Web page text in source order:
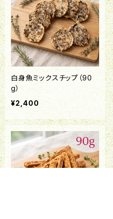
白身魚ミックスチップ（90
g）
¥2,400